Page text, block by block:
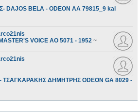
BELA - ODEON AA 79815_9 kai
VOICE AO 5071 - 1952 ~
ΤΣΑΓΚΑΡΑΚΗΣ ΔΗΜΗΤΡΗΣ ODEON GA 8029 -